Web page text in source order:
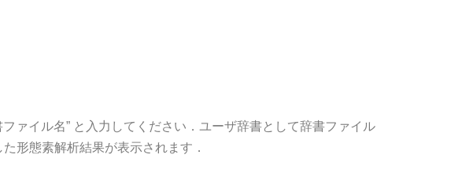
ァイル名” と入力してください．ユーザ辞書として辞書ファイル
形態素解析結果が表示されます．